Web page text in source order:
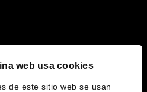
web usa cookies
de este sitio web se usan